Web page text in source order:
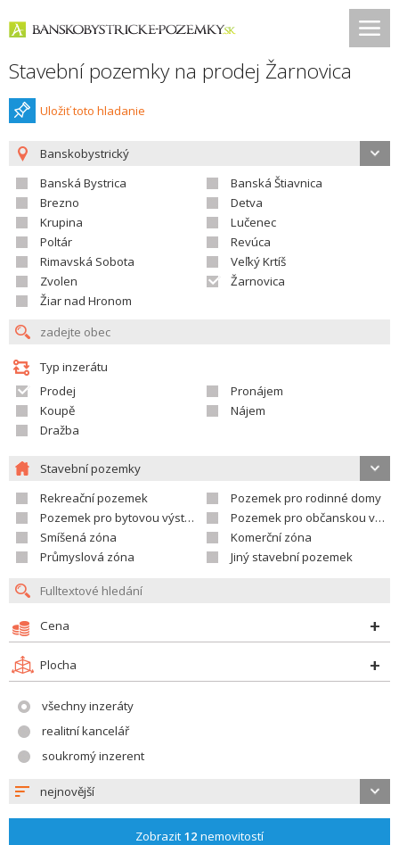
Stavební pozemky na prodej Žarnovica
Uložiť toto hladanie
Banskobystrický
Banská Bystrica
Banská Štiavnica
Brezno
Detva
Krupina
Lučenec
Poltár
Revúca
Rimavská Sobota
Veľký Krtíš
Zvolen
Žarnovica
Žiar nad Hronom
Typ inzerátu
Prodej
Pronájem
Koupě
Nájem
Dražba
Stavební pozemky
Rekreační pozemek
Pozemek pro rodinné domy
Pozemek pro bytovou výstavbu
Pozemek pro občanskou vybavenost
Smíšená zóna
Komerční zóna
Průmyslová zóna
Jiný stavební pozemek
Cena
Plocha
všechny inzeráty
realitní kancelář
soukromý inzerent
nejnovější
Zobrazit 12 nemovitostí